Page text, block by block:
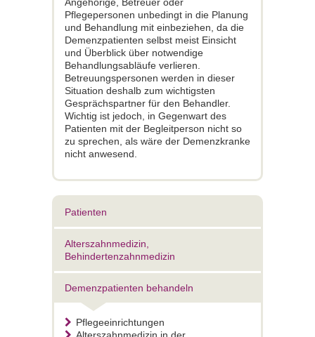
Pflegepersonen unbedingt in die Planung
und Behandlung mit einbeziehen, da die
Demenzpatienten selbst meist Einsicht
und Überblick über notwendige
Behandlungsabläufe verlieren.
Betreuungspersonen werden in dieser
Situation deshalb zum wichtigsten
Gesprächspartner für den Behandler.
Wichtig ist jedoch, in Gegenwart des
Patienten mit der Begleitperson nicht so
zu sprechen, als wäre der Demenzkranke
nicht anwesend.
Patienten
Alterszahnmedizin,
Behindertenzahnmedizin
Demenzpatienten behandeln
Pflegeeinrichtungen